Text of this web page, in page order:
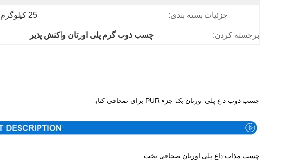
جزئیات بسته بندی: 25 کیلوگرم / کیسه
برجسته کردن: چسب ذوب گرم پلی اورتان واکنش پذیر
چسب ذوب داغ پلی اورتان یک جزء PUR برای صحافی کتاب
چسب مذاب داغ پلی اورتان صحافی تخت